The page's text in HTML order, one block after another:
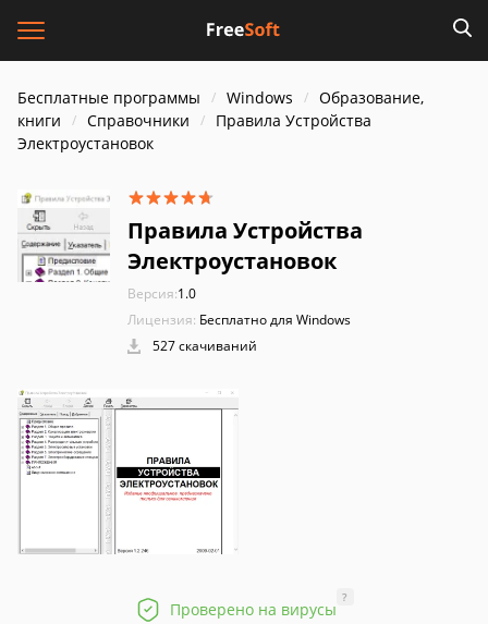
Бесплатные программы Windows
Образование,
книги
Справочники
Правила Устройства
Электроустановок
Правила Устройства
Электроустановок
Версия:1.0
Лицензия: Бесплатно для Windows
527 скачиваний
Проверено на вирусы
?